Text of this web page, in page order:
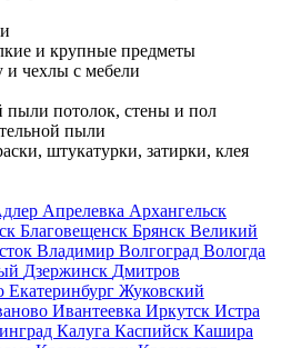
и крупные предметы
чехлы с мебели
пыли потолок, стены и пол
пыли
штукатурки, затирки, клея
Апрелевка Архангельск
Благовещенск Брянск Великий
Владимир Волгоград Вологда
Дзержинск Дмитров
Екатеринбург Жуковский
Ивантеевка Иркутск Истра
Калуга Каспийск Кашира